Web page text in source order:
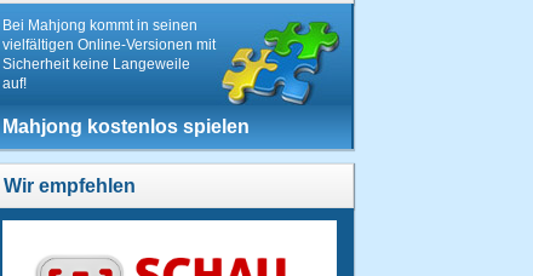
Bei Mahjong kommt in seinen
vielfältigen Online-Versionen mit
Sicherheit keine Langeweile
auf!
Mahjong kostenlos spielen
Wir empfehlen